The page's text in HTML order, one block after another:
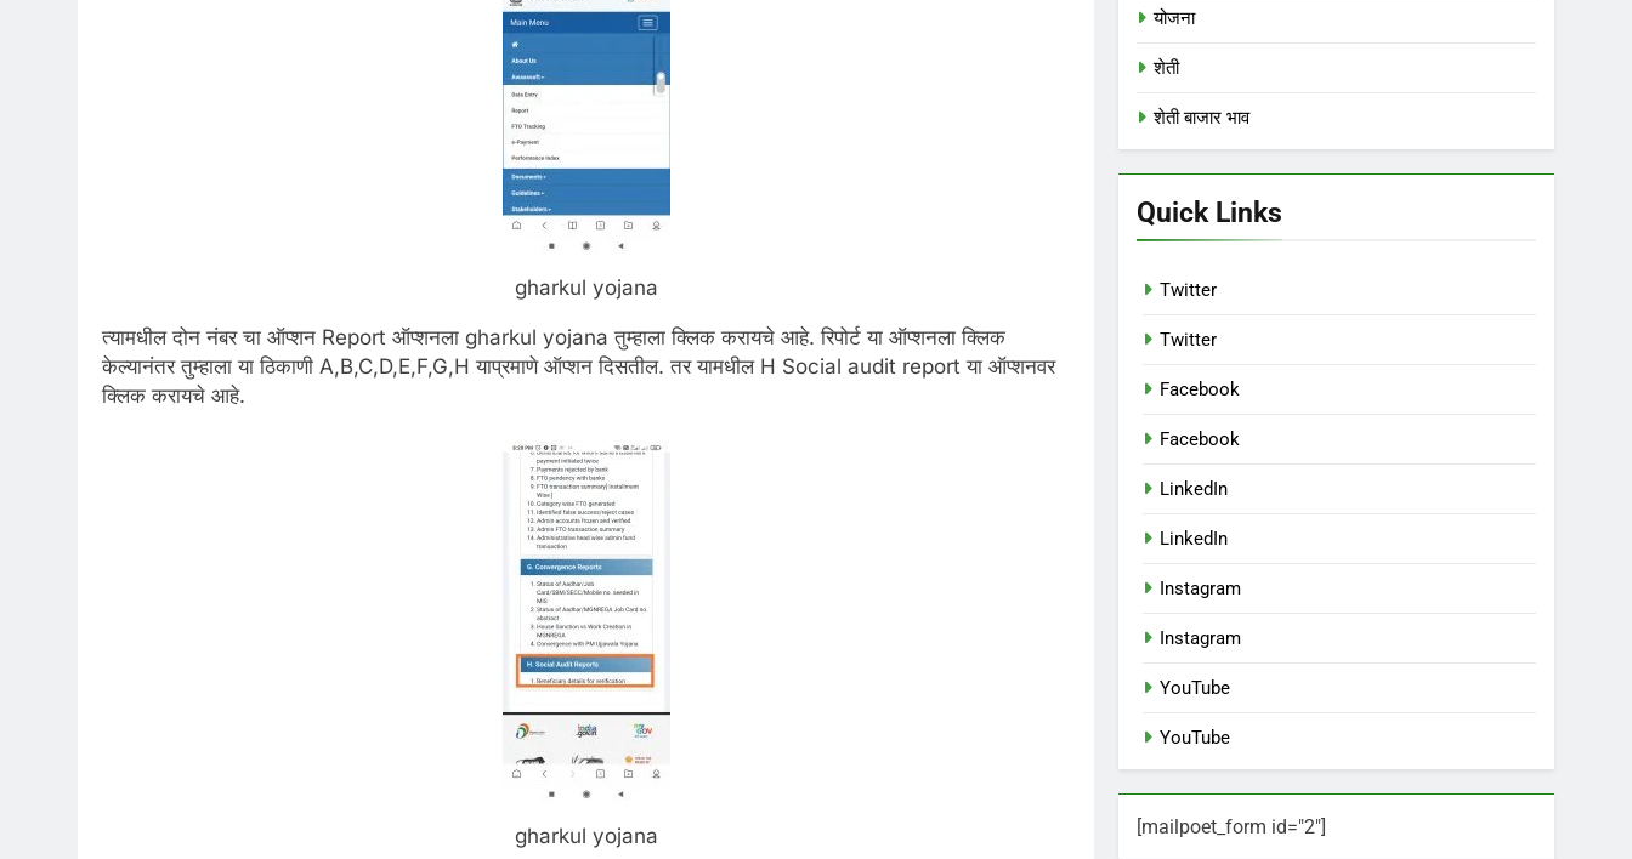
gharkul yojana
त्यामधील दोन नंबर चा ऑप्शन Report ऑप्शनला gharkul yojana तुम्हाला क्लिक करायचे आहे. रिपोर्ट या ऑप्शनला क्लिक
केल्यानंतर तुम्हाला या ठिकाणी A,B,C,D,E,F,G,H याप्रमाणे ऑप्शन दिसतील. तर यामधील H Social audit report या ऑप्शनवर
क्लिक करायचे आहे.
gharkul yojana
योजना
शेती
शेती बाजार भाव
Quick Links
Twitter
Twitter
Facebook
Facebook
LinkedIn
LinkedIn
Instagram
Instagram
YouTube
YouTube
[mailpoet_form id="2"]